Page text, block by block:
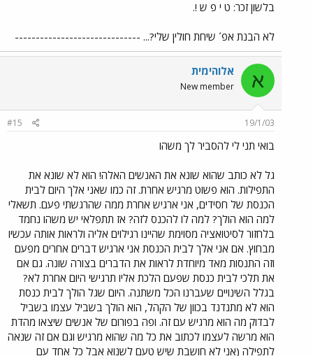
בלשון זכר: ט י פ ש !.
לא הבנת אפ´ שיחת חולין שלי?... ------------------------------
א אלוהימית
New member
19/1/03
#15
בואי תני לי להסביר לך משהו
גל לא כותב שהוא שונא את האנשים האלה! הוא לא שונא את
התפילות. הוא פשוט מרגיש אחרת. זה כמו שאני אלך היום לבית
הכנסת של חסידים, אני ארגיש אחרת ממה שהרגשתי פעם. תשאלי
למה הוא הולך? למה לו להכנס לזה? אז תתפלאי יש משהו נחמד
בלחזור לסיטואציה מסוימת שהיינו רגילוים אליה ולראות אותה עכשיו
מבחוץ. אם אני אלך לבית הכנסת אני ארגיש דברים אחרים מפעם
וזה התנסות מאד מיוחדת לראות את הדברים בצורה שונה. גם אם
את תלכי לבית כנסת שפעם הלכת אליו תרגישי היום אחרת לא?
בגלל השינויים שעברנו הכל משתנה. היום שגל הולך לבית כנסת
הוא לא מתנדנד בכוון של הקהל, הוא הולך בשביל עצמו בשביל
לבדוק מה הוא מרגיש עם זה. ופה בפורום של אנשים שיצאו מהדת
הוא מרשה לעצמו לכתוב את כל מה שהוא מרגיש וגם אם זה שנאה
לתפילה (אני לא חושבת שיש טעם לשנוא אבל כל אחד עם